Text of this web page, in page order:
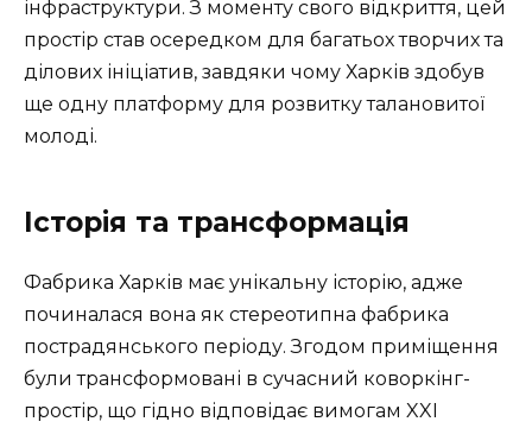
інфраструктури. З моменту свого відкриття, цей
простір став осередком для багатьох творчих та
ділових ініціатив, завдяки чому Харків здобув
ще одну платформу для розвитку талановитої
молоді.
Історія та трансформація
Фабрика Харків має унікальну історію, адже
починалася вона як стереотипна фабрика
пострадянського періоду. Згодом приміщення
були трансформовані в сучасний коворкінг-
простір, що гідно відповідає вимогам XXI